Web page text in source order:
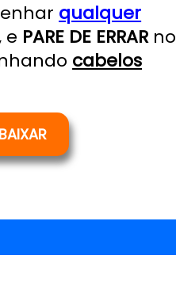
qualquer
e PARE DE ERRARno
cabelos